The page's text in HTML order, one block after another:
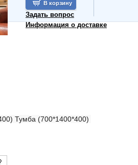
Задать вопрос
Информация о доставке
Тумба (700*1400*400)